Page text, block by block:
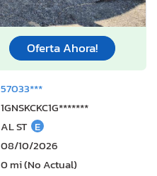
Oferta Ahora!
57033***
1GNSKCKC1G*******
AL ST E
08/10/2026
0 mi (No Actual)